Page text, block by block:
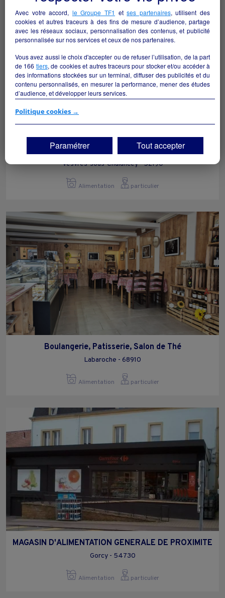
Vente ambulante de fromage
Vesvres-sous-Chalancey - 52190
Alimentation particulier
Boulangerie, Patisserie, Salon de Thé
Labaroche - 68910
Alimentation particulier
MAGASIN D'ALIMENTATION GENERALE DE PROXIMITE
Gorcy - 54730
Alimentation particulier
Avec votre accord, le Groupe TF1 etses partenaires, utilisent des
cookies et autres traceurs à des fins de mesure d’audience, partage
avec les réseaux sociaux, personnalisation des contenus, et publicité
personnalisée sur nos services et ceux de nos partenaires.
Vous avez aussi le choix d'accepter ou de refuser l’utilisation, de la part
de 166 tiers, de cookies et autres traceurs pour stocker et/ou accéder à
des informations stockées sur un terminal, diffuser des publicités et du
contenu personnalisés, en mesurer la performance, mener des études
d’audience, et développer leurs services.
Si vous continuez sans accepter, les fonctionnalités liées à la
vos centres d'intérêt. Seuls lescookies/traceurs techniquesseront
déposés et lus sur votre terminal.
Vous pouvez exprimer vos choix en cliquant sur "Tout accepter",
moment en cliquant sur le lien "Paramétrez vos choix" situé en bas de
Politique cookies →
Paramétrer Tout accepter